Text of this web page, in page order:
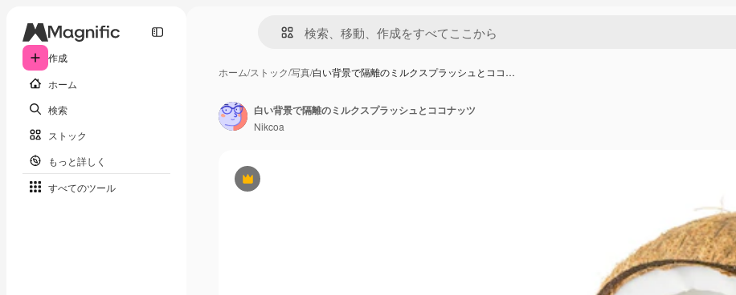
作成
ホーム
検索
ストック
もっと詳しく
すべてのツール
ホーム/ストック/写真/白い背景で隔離のミルクスプラッシュとココ…
Premium
白い背景で隔離のミルクスプラッシュとココナッツ
Nikcoa